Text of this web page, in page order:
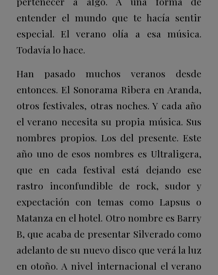
entender el mundo que te hacía sentir
especial. El verano olía a esa música.
Todavía lo hace.
Han pasado muchos veranos desde
entonces. El Sonorama Ribera en Aranda,
otros festivales, otras noches. Y cada año
el verano necesita su propia música. Sus
nombres propios. Los del presente. Este
año uno de esos nombres es Ultraligera,
que en cada festival está dejando ese
rastro inconfundible de rock, sudor y
expectación con temas comoLapsus o
Matanza en el hotel. Otro nombre es Barry
B, que acaba de presentar Silverado como
adelanto de su nuevo disco que verá la luz
en otoño. A nivel internacional el verano